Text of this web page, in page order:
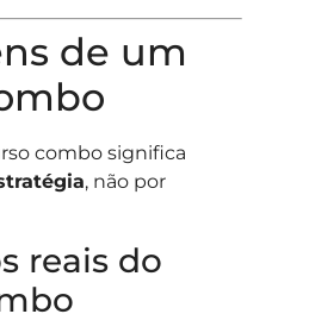
de um
combo significa
, não por
reais do